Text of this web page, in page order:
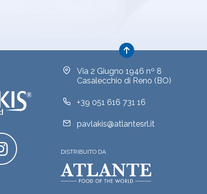
Via 2 Giugno 1946 nº 8
Casalecchio di Reno (BO)
+39 051 616 731 16
pavlakis@atlantesrl.it
DISTRIBUITO DA